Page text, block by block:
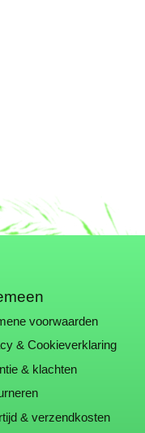
voorwaarden
& Cookieverklaring
& klachten
& verzendkosten